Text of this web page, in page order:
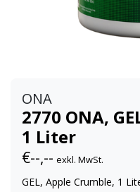
ONA
2770 ONA,
1 Liter
€--,-- exkl. MwSt.
GEL, Apple Crumble, 1